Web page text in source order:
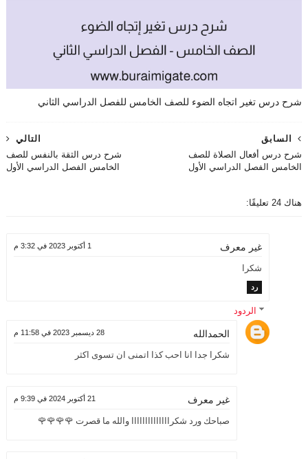
شرح درس تغير اتجاه الضوء للصف الخامس للفصل الدراسي الثاني
التالي
شرح درس الثقة بالنفس للصف
الخامس الفصل الدراسي الأول
السابق
شرح درس أفعال الصلاة للصف
الخامس الفصل الدراسي الأول
هناك 24 تعليقًا:
غير معرف 1 أكتوبر 2023 في 3:32 م
شكرا
رد
الردود
الحمدالله 28 ديسمبر 2023 في 11:58 م
شكرا جدا انا احب كذا اتمنى ان تسوى اكثر
غير معرف 21 أكتوبر 2024 في 9:39 م
صباحك ورد شكراااااااااااااا والله ما قصرت 🌹🌹🌹🌹